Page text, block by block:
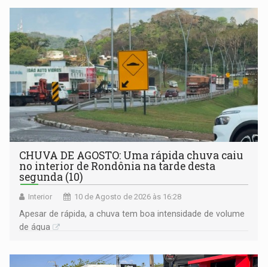
públicas
CHUVA DE AGOSTO: Uma rápida chuva caiu
no interior de Rondônia na tarde desta
segunda (10)
Interior 10 de Agosto de 2026 às 16:28
Apesar de rápida, a chuva tem boa intensidade de volume
de água